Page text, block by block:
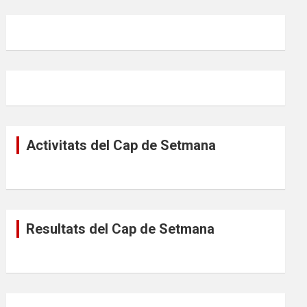
Activitats del Cap de Setmana
Resultats del Cap de Setmana